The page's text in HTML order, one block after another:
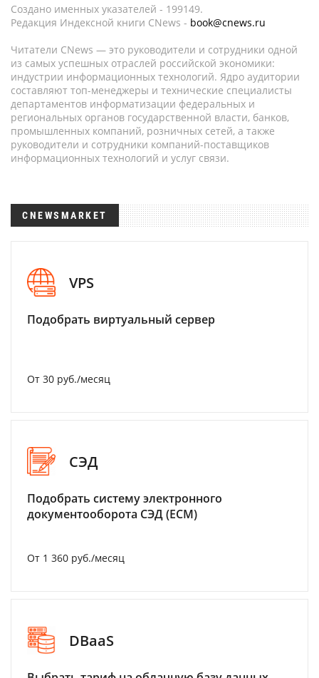
Создано именных указателей - 199149.
Редакция Индексной книги CNews - book@cnews.ru
Читатели CNews — это руководители и сотрудники одной
из самых успешных отраслей российской экономики:
индустрии информационных технологий. Ядро аудитории
составляют топ-менеджеры и технические специалисты
департаментов информатизации федеральных и
региональных органов государственной власти, банков,
промышленных компаний, розничных сетей, а также
руководители и сотрудники компаний-поставщиков
информационных технологий и услуг связи.
CNEWSMARKET
VPS
Подобрать виртуальный сервер
От 30 руб./месяц
СЭД
Подобрать систему электронного
документооборота СЭД (ECM)
От 1 360 руб./месяц
DBaaS